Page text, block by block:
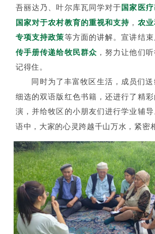
吾丽达乃、叶尔库瓦同学对于国家医疗
国家对于农村教育的重视和支持 ， 农
专项支持政策等方面的讲解。宣讲结
传手册传递给牧民群众 ，努力让他们
记得住。
同时为了丰富牧区生活，成员们
细选的双语版红色书籍，还进行了精
演，并给牧区的小朋友们进行学业辅
语中，大家的心灵跨越千山万水，紧密